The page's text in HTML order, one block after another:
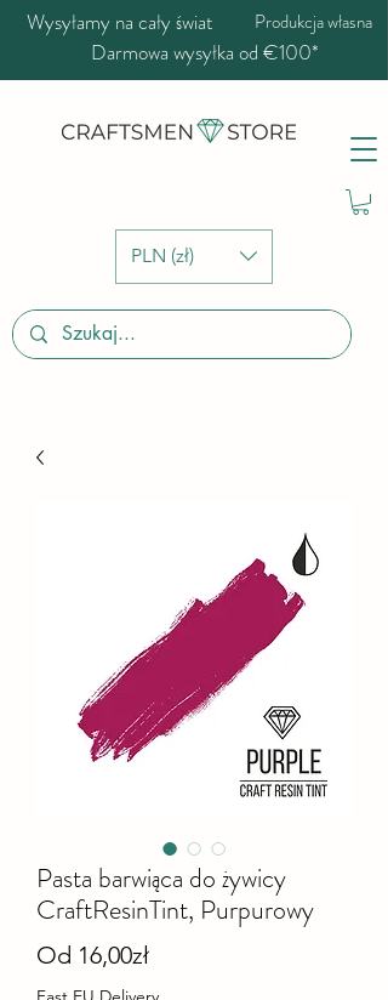
PLN (zł)
Wysyłamy na cały świat Produkcja własna
Darmowa wysyłka od €100*
Pasta barwiąca do żywicy
CraftResinTint, Purpurowy
Od 16,00złCena
Rabatowa